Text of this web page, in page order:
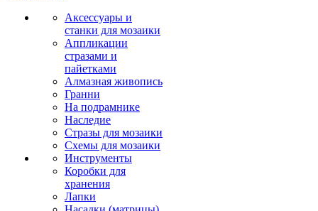
Аксессуары и
станки для мозаики
Аппликации
стразами и
пайетками
Алмазная живопись
Гранни
На подрамнике
Наследие
Стразы для мозаики
Схемы для мозаики
Инструменты
Коробки для
хранения
Лапки